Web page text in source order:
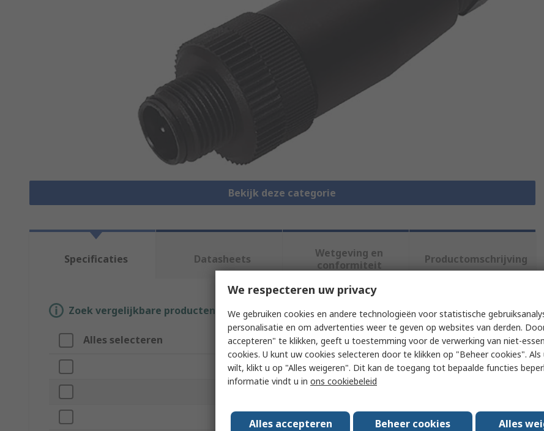
Bekijk deze categorie
Specificaties Datasheets
Wetgeving en
conformiteit
Productomschrijving
Zoek vergelijkbare producten door een of meer kenmerken te selecteren.
Alles selecteren Attribuut Waarde
Merk Festo
We respecteren uw privacy
We gebruiken cookies en andere technologieën voor statistische
personalisatie en om advertenties weer te geven op websites van derden.
accepteren" te klikken, geeft u toestemming voor de verwerking van niet-
cookies. U kunt uw cookies selecteren door te klikken op "Beheer cookies".
wilt, klikt u op "Alles weigeren". Dit kan de toegang tot bepaalde functies
informatie vindt u in ons cookiebeleid
Alles accepteren Beheer cookies Alles